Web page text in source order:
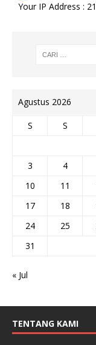
Your IP Address :
Agustus 2026
S S
3
4
10
11
17
18
24
25
31
« Jul
TENTANG KAMI